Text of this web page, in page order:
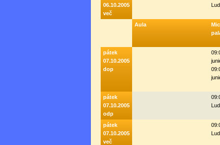
06.10.2005
več
Aula
pátek
07.10.2005
dop
pátek
07.10.2005
odp
pátek
07.10.2005
več